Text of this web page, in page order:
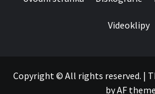
Videoklipy
Copyright © All rights reserved. |
byAF